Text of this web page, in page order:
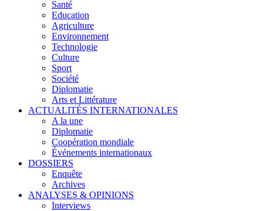
Santé
Education
Agriculture
Environnement
Technologie
Culture
Sport
Société
Diplomatie
Arts et Littérature
ACTUALITÉS INTERNATIONALES
A la une
Diplomatie
Coopération mondiale
Événements internationaux
DOSSIERS
Enquête
Archives
ANALYSES & OPINIONS
Interviews